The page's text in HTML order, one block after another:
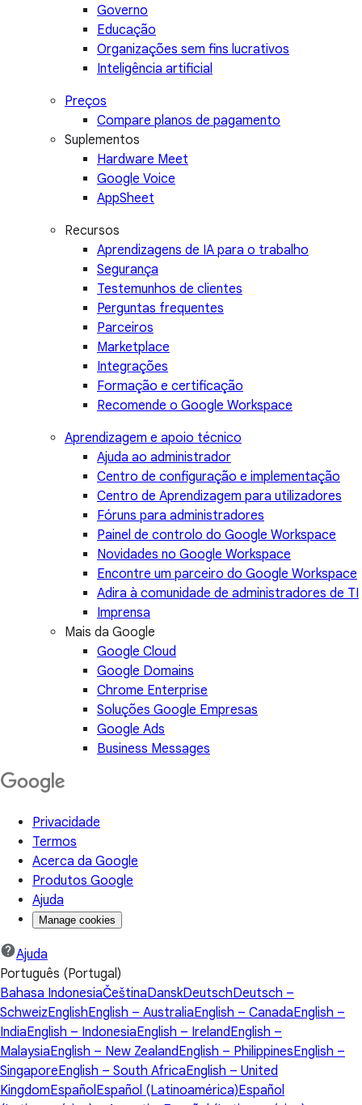
Governo
Educação
Organizações sem fins lucrativos
Inteligência artificial
Preços
Compare planos de pagamento
Suplementos
Hardware Meet
Google Voice
AppSheet
Recursos
Aprendizagens de IA para o trabalho
Segurança
Testemunhos de clientes
Perguntas frequentes
Parceiros
Marketplace
Integrações
Formação e certificação
Recomende o Google Workspace
Aprendizagem e apoio técnico
Ajuda ao administrador
Centro de configuração e implementação
Centro de Aprendizagem para utilizadores
Fóruns para administradores
Painel de controlo do Google Workspace
Novidades no Google Workspace
Encontre um parceiro do Google Workspace
Adira à comunidade de administradores de TI
Imprensa
Mais da Google
Google Cloud
Google Domains
Chrome Enterprise
Soluções Google Empresas
Google Ads
Business Messages
Privacidade
Termos
Acerca da Google
Produtos Google
Ajuda
Manage cookies
Ajuda
Português (Portugal)
Bahasa IndonesiaČeštinaDanskDeutschDeutsch –
SchweizEnglishEnglish – AustraliaEnglish – CanadaEnglish –
IndiaEnglish – IndonesiaEnglish – IrelandEnglish –
MalaysiaEnglish – New ZealandEnglish – PhilippinesEnglish –
SingaporeEnglish – South AfricaEnglish – United
KingdomEspañol Español (Latinoamérica)Español